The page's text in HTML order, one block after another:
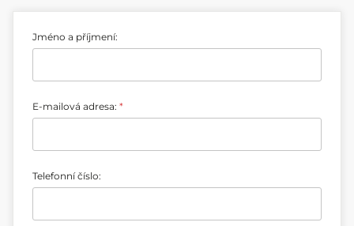
Jméno a příjmení:
E-mailová adresa: *
Telefonní číslo: